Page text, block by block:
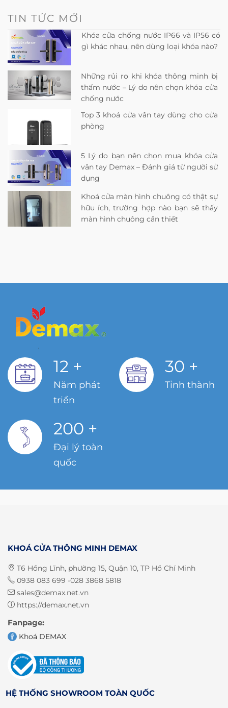
TIN TỨC MỚI
Khóa cửa chống nước IP66 và IP56 có
gì khác nhau, nên dùng loại khóa nào?
Những rủi ro khi khóa thông minh bị
thấm nước – Lý do nên chọn khóa cửa
chống nước
Top 3 khoá cửa vân tay dùng cho cửa
phòng
5 Lý do bạn nên chọn mua khóa cửa
vân tay Demax – Đánh giá từ người sử
dụng
Khoá cửa màn hình chuông có thật sự
hữu ích, trường hợp nào bạn sẽ thấy
màn hình chuông cần thiết
12 +
Năm phát
triển
30 +
Tỉnh thành
200 +
Đại lý toàn
quốc
KHOÁ CỬA THÔNG MINH DEMAX
T6 Hồng Lĩnh, phường 15, Quận 10, TP Hồ Chí Minh
0938 083 699 -028 3868 5818
sales@demax.net.vn
https://demax.net.vn
Fanpage:
Khoá DEMAX
HỆ THỐNG SHOWROOM TOÀN QUỐC